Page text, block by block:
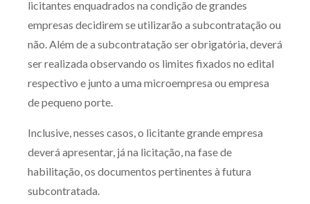
licitantes enquadrados na condição de grandes
empresas decidirem se utilizarão a subcontratação ou
não. Além de a subcontratação ser obrigatória, deverá
ser realizada observando os limites fixados no edital
respectivo e junto a uma microempresa ou empresa
de pequeno porte.
Inclusive, nesses casos, o licitante grande empresa
deverá apresentar, já na licitação, na fase de
habilitação, os documentos pertinentes à futura
subcontratada.